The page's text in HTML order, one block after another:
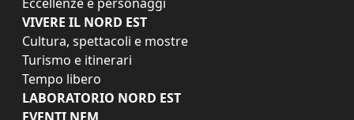
VIVERE IL NORD EST
Cultura, spettacoli e mostre
Turismo e itinerari
Tempo libero
LABORATORIO NORD EST